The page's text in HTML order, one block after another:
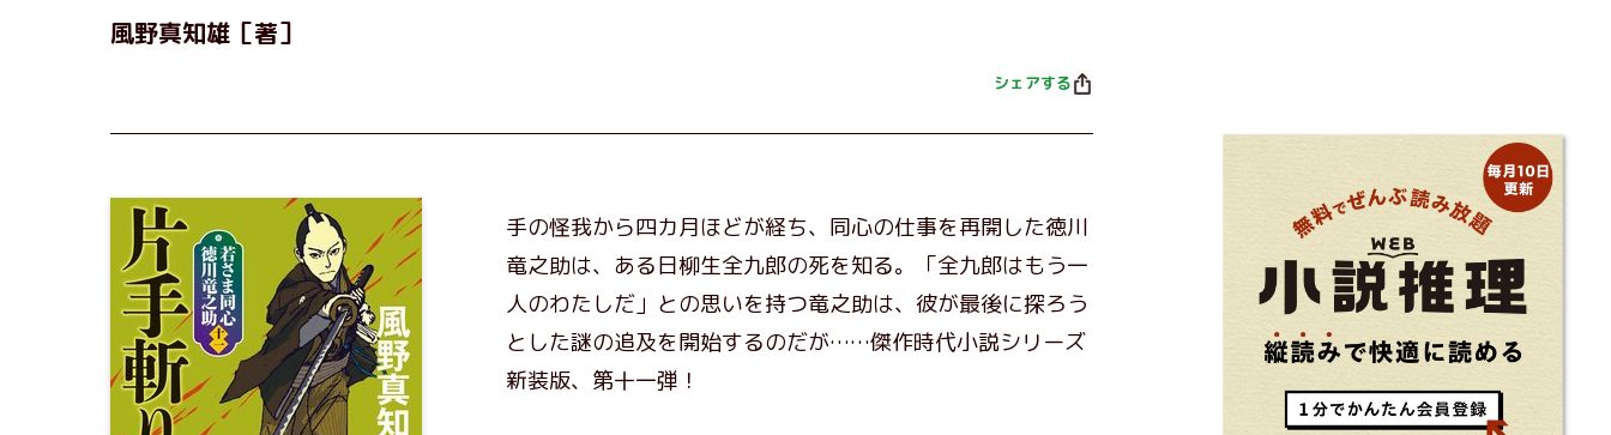
風野真知雄［著］
シェアする
手の怪我から四カ月ほどが経ち、同心の仕事を再開した徳川
竜之助は、ある日柳生全九郎の死を知る。「全九郎はもう一
人のわたしだ」との思いを持つ竜之助は、彼が最後に探ろう
とした謎の追及を開始するのだが……傑作時代小説シリーズ
新装版、第十一弾！